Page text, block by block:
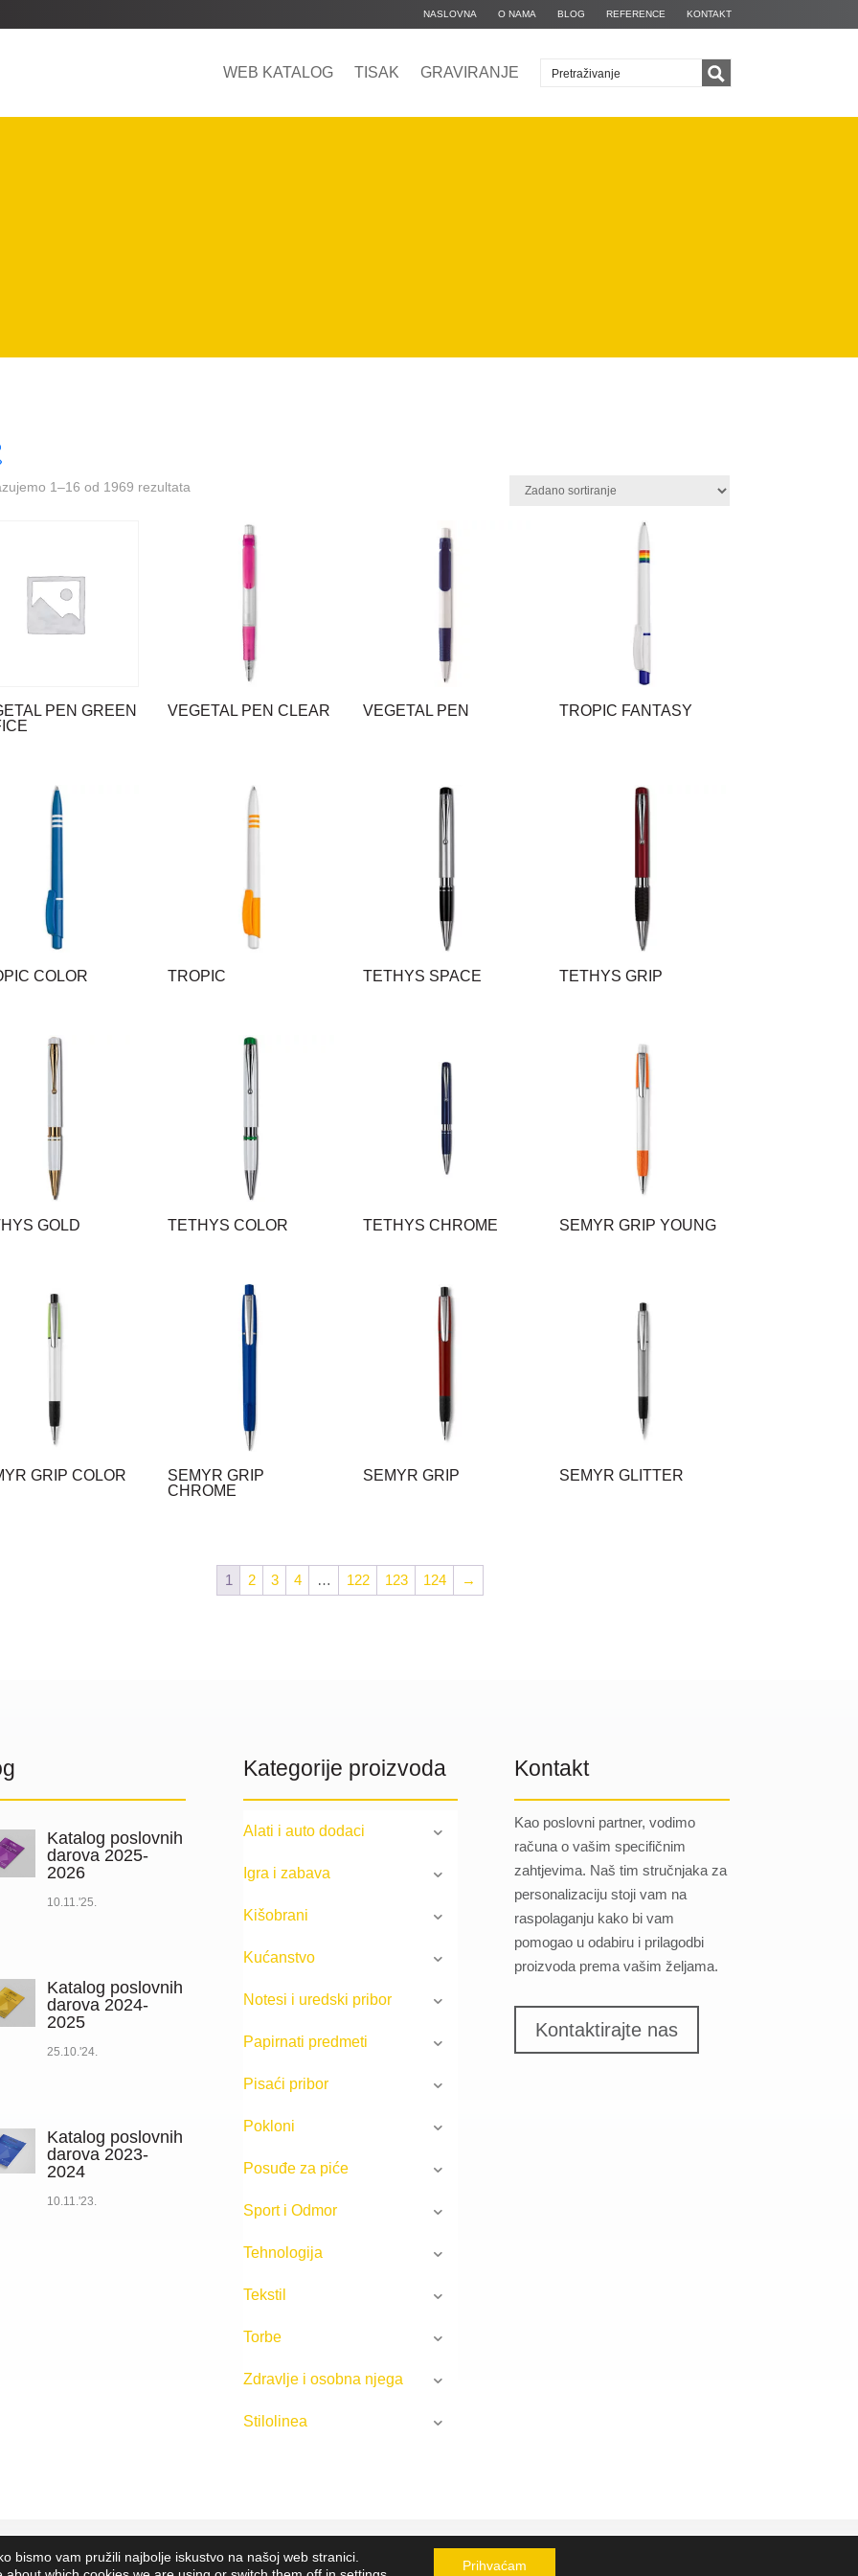
NASLOVNA O NAMA BLOG REFERENCE KONTAKT
WEB KATALOG TISAK GRAVIRANJE
1–16 od 1969 rezultata
PEN GREEN
VEGETAL PEN CLEAR VEGETAL PEN TROPIC FANTASY
COLOR TROPIC TETHYS SPACE TETHYS GRIP
GOLD TETHYS COLOR TETHYS CHROME SEMYR GRIP YOUNG
GRIP COLOR
SEMYR GRIP
CHROME
SEMYR GRIP SEMYR GLITTER
1 2 3 4 … 122 123 124 →
Katalog poslovnih
darova 2025-
2026
10.11.'25.
Katalog poslovnih
darova 2024-
2025
25.10.'24.
Katalog poslovnih
darova 2023-
2024
10.11.'23.
Kategorije proizvoda
Alati i auto dodaci
Igra i zabava
Kišobrani
Kućanstvo
Notesi i uredski pribor
Papirnati predmeti
Pisaći pribor
Pokloni
Posuđe za piće
Sport i Odmor
Tehnologija
Tekstil
Torbe
Zdravlje i osobna njega
Stilolinea
Kontakt
Kao poslovni partner, vodimo
računa o vašim specifičnim
zahtjevima. Naš tim stručnjaka za
personalizaciju stoji vam na
raspolaganju kako bi vam
pomogao u odabiru i prilagodbi
proizvoda prema vašim željama.
Kontaktirajte nas
d.o.o.2023. Sva prava pridržana |Opći uvjeti poslovanja Implementacija: Pixel
bismo vam pružili najbolje iskustvo na našoj web stranici.
Prihvaćam